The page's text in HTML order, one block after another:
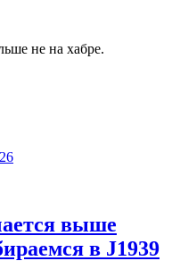
не на хабре.
выше
в J1939